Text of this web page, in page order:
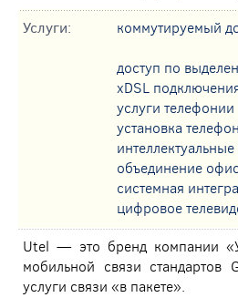
Услуги:
коммутируемый
доступ по
xDSL
услуги телефонии
установка
интеллектуальные
oбъединение
системная
цифровое
Utel — это бренд компании
мобильной связи
услуги связи «в пакете».